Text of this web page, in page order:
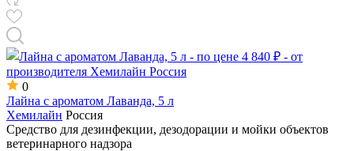
0
Лайна с ароматом Лаванда, 5 л
Хемилайн Россия
Средство для дезинфекции, дезодорации и мойки объектов
ветеринарного надзора